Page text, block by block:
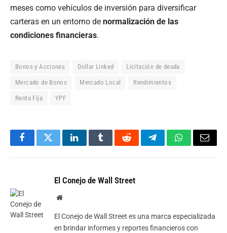
meses como vehículos de inversión para diversificar
carteras en un entorno de normalización de las
condiciones financieras.
Bonos y Acciones Dollar Linked Licitación de deuda
Mercado de Bonos Mercado Local Rendimientos
Renta Fija YPF
FacebookTwitterLinkedInTumblrRedditTelegramWhatsApp
Email
El Conejo de Wall Street
Website
El Conejo de Wall Street es una marca especializada
en brindar informes y reportes financieros con